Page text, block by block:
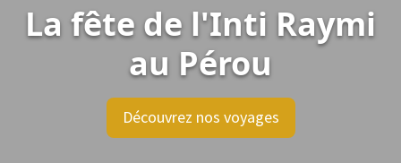
La fête de l'Inti Raymi
au Pérou
Découvrez nos voyages